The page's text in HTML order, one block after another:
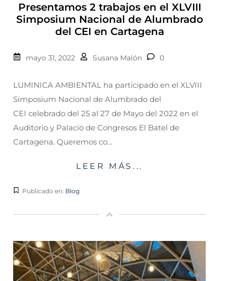
Presentamos 2 trabajos en el XLVIII
Simposium Nacional de Alumbrado
del CEI en Cartagena
mayo 31, 2022 Susana Malón 0
LUMINICA AMBIENTAL ha participado en el XLVIII
Simposium Nacional de Alumbrado del
CEI celebrado del 25 al 27 de Mayo del 2022 en el
Auditorio y Palacio de Congresos El Batel de
Cartagena. Queremos co...
LEER MÁS...
Publicado en: Blog